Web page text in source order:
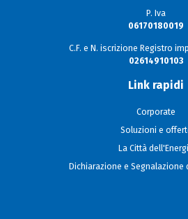
P. Iva
06170180019
C.F. e N. iscrizione Registro
02614910103
Link rapidi
Corporate
Soluzioni e
La Città
Dichiarazione e Segnalazione